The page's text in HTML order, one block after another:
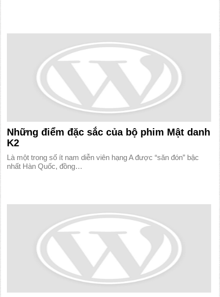
Những điểm đặc sắc của bộ phim Mật danh
K2
Là một trong số ít nam diễn viên hạng A được “săn đón” bậc
nhất Hàn Quốc, đồng…